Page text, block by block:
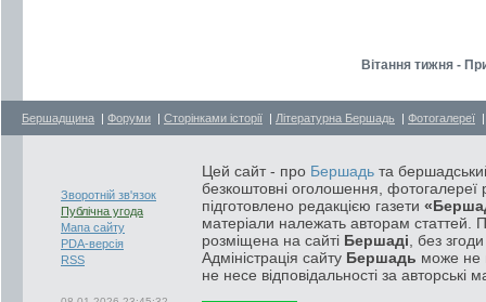
Вітання тижня -
Бершадщина | Форуми | Сторінками історії | Літературна Бершадь | Фотогалереї
Зворотній зв'язок
Публічна угода
Мапа сайту
PDA-версія
RSS
Цей сайт - про Бершадь та
безкоштовні оголошення, фотогалереї
підготовлено редакцією газети
матеріали належать авторам статтей.
розміщена на сайті Бершаді , без
Адміністрація сайту Бершадь може не
не несе відповідальності за авторські